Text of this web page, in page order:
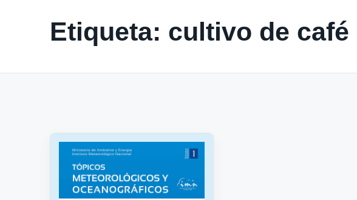
Etiqueta: cultivo de café